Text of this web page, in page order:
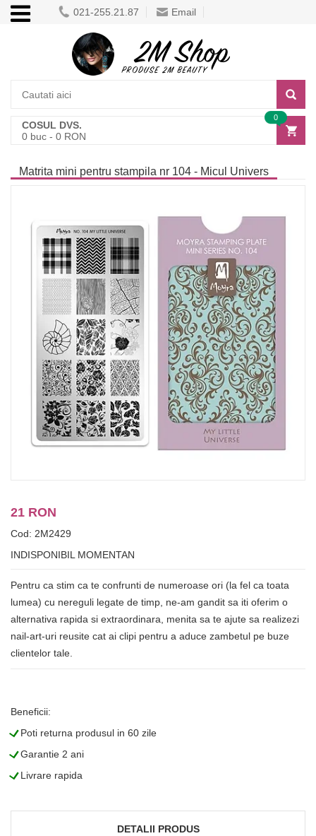
021-255.21.87 Email
COSUL DVS.
0 buc - 0 RON
0
Matrita mini pentru stampila nr 104 - Micul Univers
21 RON
Cod: 2M2429
INDISPONIBIL MOMENTAN
Pentru ca stim ca te confrunti de numeroase ori (la fel ca toata
lumea) cu nereguli legate de timp, ne-am gandit sa iti oferim o
alternativa rapida si extraordinara, menita sa te ajute sa realizezi
nail-art-uri reusite cat ai clipi pentru a aduce zambetul pe buze
clientelor tale.
Beneficii:
LPoti returna produsul in 60 zile
LGarantie 2 ani
LLivrare rapida
DETALII PRODUS